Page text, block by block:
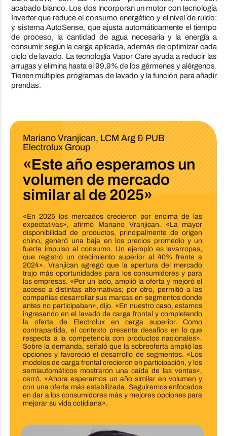
acabado blanco. Los dos incorporan un motor con tecnología
Inverter que reduce el consumo energético y el nivel de ruido;
y sistema AutoSense, que ajusta automáticamente el tiempo
de proceso, la cantidad de agua necesaria y la energía a
consumir según la carga aplicada, además de optimizar cada
ciclo de lavado. La tecnología Vapor Care ayuda a reducir las
arrugas y elimina hasta el 99,9% de los gérmenes y alérgenos.
Tienen múltiples programas de lavado y la función para añadir
prendas.
Mariano Vranjican, LCM Arg & PUB
Electrolux Group
«Este año esperamos un
volumen de mercado
similar al de 2025»
«En 2025 los mercados crecieron por encima de las
expectativas», afirmó Mariano Vranjican. «La mayor
disponibilidad de productos, principalmente de origen
chino, generó una baja en los precios promedio y un
fuerte impulso al consumo. Un ejemplo es lavarropas,
que registró un crecimiento superior al 40% frente a
2024». Vranjican agregó que la apertura del mercado
trajo más oportunidades para los consumidores y para
las empresas. «Por un lado, amplió la oferta y mejoró el
acceso a distintas alternativas; por otro, permitió a las
compañías desarrollar sus marcas en segmentos donde
antes no participaban», dijo. «En nuestro caso, estamos
ingresando en el lavado de carga frontal y completando
la oferta de Electrolux en carga superior. Como
contrapartida, el contexto presenta desafíos en lo que
respecta a la competencia con productos nacionales».
Sobre la demanda, señaló que la sobreoferta amplió las
opciones y favoreció el desarrollo de segmentos. «Los
modelos de carga frontal crecieron en participación, y los
semiautomáticos mostraron una caída de las ventas»,
cerró. «Ahora esperamos un año similar en volumen y
con una oferta más estabilizada. Seguiremos enfocados
en dar a los consumidores más y mejores opciones para
mejorar su vida cotidiana».